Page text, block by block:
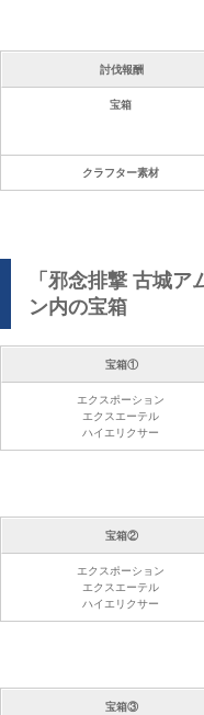
討伐報酬
宝箱
クラフター素材
「邪念排撃 古城
ン内の宝箱
宝箱①
エクスポーション
エクスエーテル
ハイエリクサー
宝箱②
エクスポーション
エクスエーテル
ハイエリクサー
宝箱③